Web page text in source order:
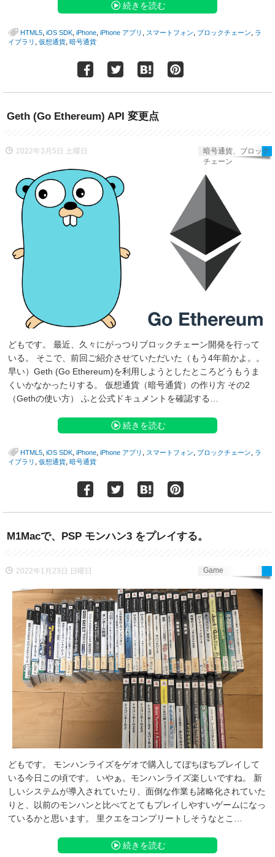
続きを読む
HTML5, iOS SDK, iPhone, iPhone アプリ , スマートフォン, ブロックチェーン, ラ
イブラリ , 仮想通貨, 暗号通貨
Geth (Go Ethereum) API 変更点
暗号通貨、ブロック
チェーン
2022年3月5日 土曜日
どもです。 最近、久々にがっつりブロックチェーン開発を行って
いる。 そこで、前回ご紹介させていただいた（もう4年前かよ。。
早い）Geth (Go Ethereum)を利用しようとしたところどうもうま
くいかなかったりする。 仮想通貨（暗号通貨）の作り方 その2
（Gethの使い方） ふと公式ドキュメントを確認する…
続きを読む
HTML5, iOS SDK, iPhone, iPhone アプリ , スマートフォン, ブロックチェーン, ラ
イブラリ , 仮想通貨, 暗号通貨
M1Macで、PSP モンハン3 をプレイする。
Game
2022年1月23日 日曜日
どもです。 モンハンライズをゲオで購入してぼちぼちプレイして
いる今日この頃です。 いやぁ。モンハンライズ楽しいですね。 新
しいシステムが導入されていたり、面倒な作業も諸略化されていた
りと、以前のモンハンと比べてとてもプレイしやすいゲームになっ
ているかと思います。 里クエをコンプリートしそうなとこ…
続きを読む